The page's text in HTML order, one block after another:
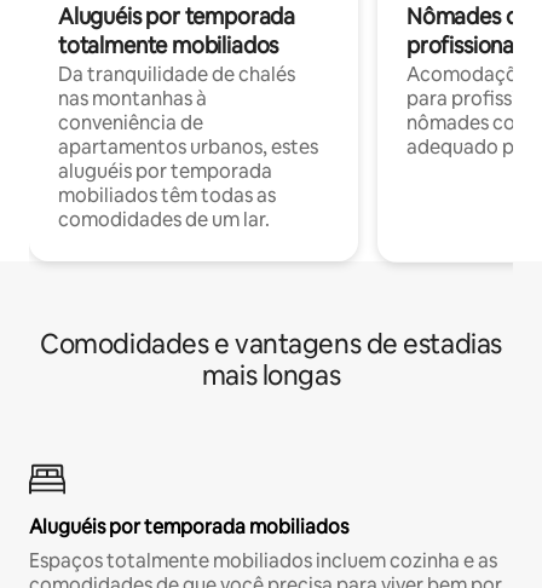
Aluguéis por temporada
totalmente mobiliados
Da tranquilidade de chalés
nas montanhas à
conveniência de
apartamentos urbanos, estes
aluguéis por temporada
mobiliados têm todas as
comodidades de um lar.
Nômades
profissionais
para
nômades com
adequado
Comodidades e vantagens de estadias
mais longas
Aluguéis por temporada mobiliados
Espaços totalmente mobiliados incluem cozinha e as